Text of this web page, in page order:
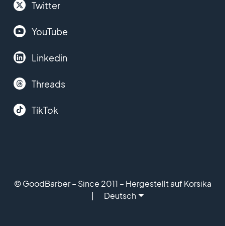
Twitter
YouTube
Linkedin
Threads
TikTok
© GoodBarber – Since 2011 – Hergestellt auf Korsika
Deutsch